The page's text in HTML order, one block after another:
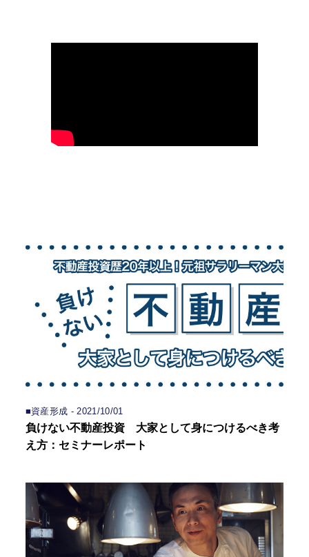
■資産形成 - 2021/10/01
負けない不動産投資 大家として身につけるべき考
え方：セミナーレポート